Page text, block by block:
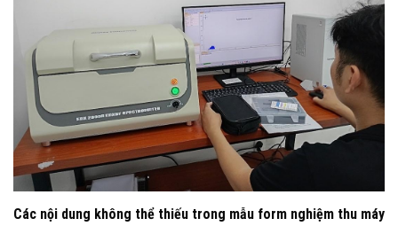
Các nội dung không thể thiếu trong mẫu form nghiệm thu máy